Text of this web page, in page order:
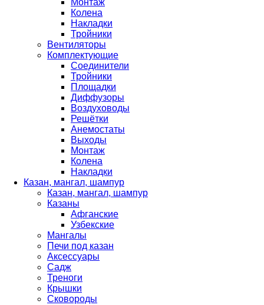
Монтаж
Колена
Накладки
Тройники
Вентиляторы
Комплектующие
Соединители
Тройники
Площадки
Диффузоры
Воздуховоды
Решётки
Анемостаты
Выходы
Монтаж
Колена
Накладки
Казан, мангал, шампур
Казан, мангал, шампур
Казаны
Афганские
Узбекские
Мангалы
Печи под казан
Аксессуары
Садж
Треноги
Крышки
Сковороды